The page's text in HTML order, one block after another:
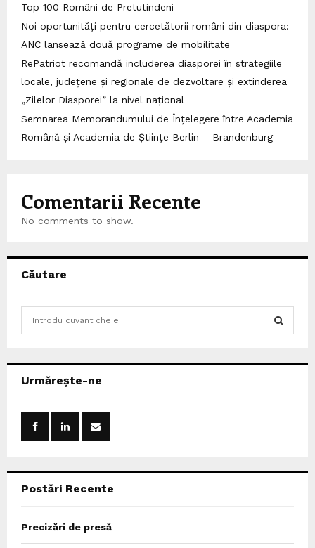
Top 100 Români de Pretutindeni
Noi oportunități pentru cercetătorii români din diaspora:
ANC lansează două programe de mobilitate
RePatriot recomandă includerea diasporei în strategiile
locale, județene și regionale de dezvoltare și extinderea
„Zilelor Diasporei” la nivel național
Semnarea Memorandumului de Înțelegere între Academia
Română și Academia de Științe Berlin – Brandenburg
Comentarii Recente
No comments to show.
Căutare
h
o
Urmărește-ne
Postări Recente
Precizări de presă